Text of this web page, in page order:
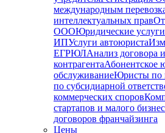
международным
интеллектуальных прав
ОООЮридические
ИПУслуги автоюриста
ЕГРЮЛАнализ договора
контрагентаАбонентское
обслуживаниеЮристы по
по субсидиарной
коммерческих споров
стартапов и малого
договоров франчайзинга
Цены